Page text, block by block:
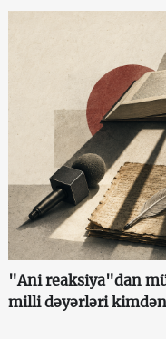
"Ani reaksiya"dan
milli dəyərləri